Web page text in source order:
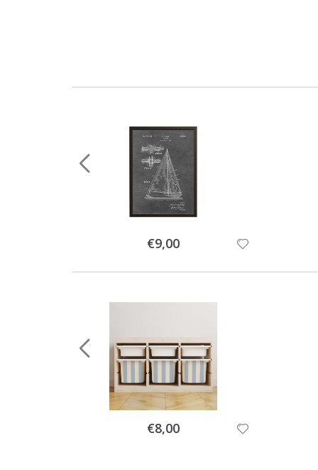
Special
Price
€9,00
Special
Price
€8,00